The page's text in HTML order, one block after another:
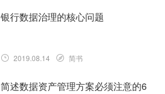
银行数据治理的核心问题
2019.08.14 简书
简述数据资产管理方案必须注意的6